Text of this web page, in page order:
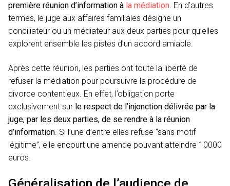
première réunion d’information à la médiation. En d’autres
termes, le juge aux affaires familiales désigne un
conciliateur ou un médiateur aux deux parties pour qu’elles
explorent ensemble les pistes d’un accord amiable.
Après cette réunion, les parties ont toute la liberté de
refuser la médiation pour poursuivre la procédure de
divorce contentieux. En effet, l’obligation porte
exclusivement sur le respect de l’injonction délivrée par la
juge, par les deux parties, de se rendre à la réunion
d’information . Si l’une d’entre elles refuse “sans motif
légitime”, elle encourt une amende pouvant atteindre 10000
euros.